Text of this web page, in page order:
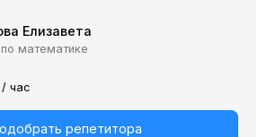
Елизавета
математике
/ час
репетитора